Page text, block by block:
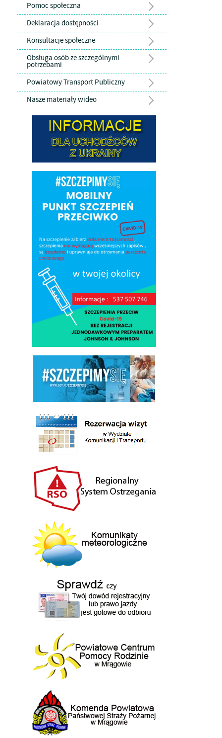
Pomoc społeczna
Deklaracja dostępności
Konsultacje społeczne
Obsługa osób ze szczególnymi
potrzebami
Powiatowy Transport Publiczny
Nasze materiały wideo